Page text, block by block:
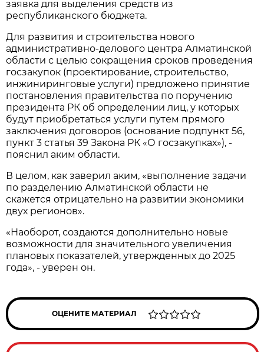
заявка для выделения средств из
республиканского бюджета.
Для развития и строительства нового
административно-делового центра Алматинской
области с целью сокращения сроков проведения
госзакупок (проектирование, строительство,
инжиниринговые услуги) предложено принятие
постановления правительства по поручению
президента РК об определении лиц, у которых
будут приобретаться услуги путем прямого
заключения договоров (основание подпункт 56,
пункт 3 статья 39 Закона РК «О госзакупках»), -
пояснил аким области.
В целом, как заверил аким, «выполнение задачи
по разделению Алматинской области не
скажется отрицательно на развитии экономики
двух регионов».
«Наоборот, создаются дополнительно новые
возможности для значительного увеличения
плановых показателей, утвержденных до 2025
года», - уверен он.
ОЦЕНИТЕ МАТЕРИАЛ